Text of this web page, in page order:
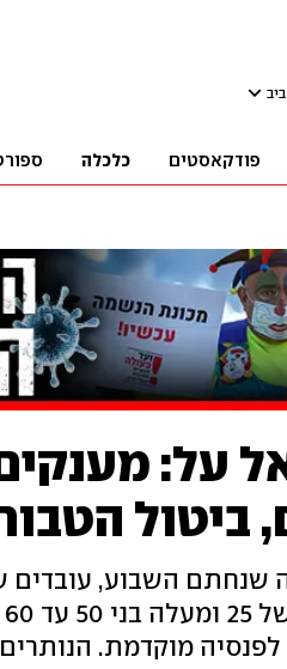
פודקאסטים כלכלה
על: מענקים
ביטול
וכאלה מעל גיל 60 לפנסיה